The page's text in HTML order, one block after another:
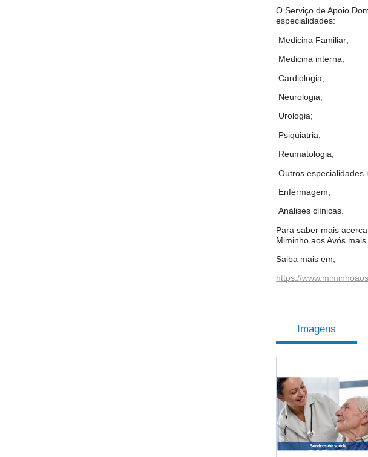
O Serviço de Apoio
especialidades:
Medicina Familiar;
Medicina interna;
Cardiologia;
Neurologia;
Urologia;
Psiquiatria;
Reumatologia;
Outros especialidades
Enfermagem;
Análises clínicas.
Para saber mais
Miminho aos Avós
Saiba mais em,
https://
Imagens